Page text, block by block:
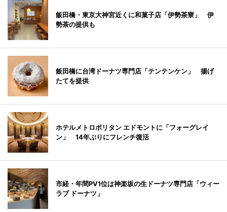
飯田橋・東京大神宮近くに和菓子店「伊勢茶寮」 伊
勢茶の提供も
飯田橋に台湾ドーナツ専門店「テンテンケン」 揚げ
たてを提供
ホテルメトロポリタン エドモントに「フォーグレイ
ン」 14年ぶりにフレンチ復活
市経・年間PV1位は神楽坂の生ドーナツ専門店「ウィー
ラブ ドーナツ」